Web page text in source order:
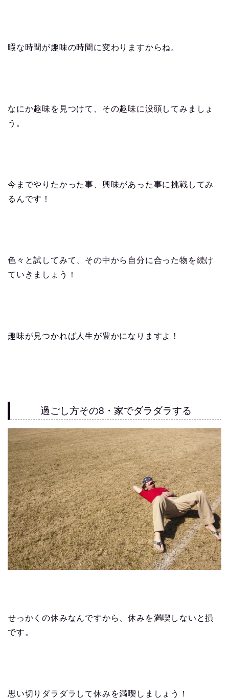
暇な時間が趣味の時間に変わりますからね。
なにか趣味を見つけて、その趣味に没頭してみましょ
う。
今までやりたかった事、興味があった事に挑戦してみ
るんです！
色々と試してみて、その中から自分に合った物を続け
ていきましょう！
趣味が見つかれば人生が豊かになりますよ！
過ごし方その8・家でダラダラする
せっかくの休みなんですから、休みを満喫しないと損
です。
思い切りダラダラして休みを満喫しましょう！